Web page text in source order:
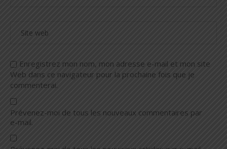
Enregistrez mon nom, mon adresse e-mail et mon site
Web dans ce navigateur pour la prochaine fois que je
commenterai.
Prévenez-moi de tous les nouveaux commentaires par
e-mail.